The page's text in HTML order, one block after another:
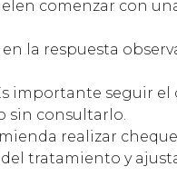
comenzar con
en la respuesta
importante seguir el
sin consultarlo.
realizar
tratamiento y